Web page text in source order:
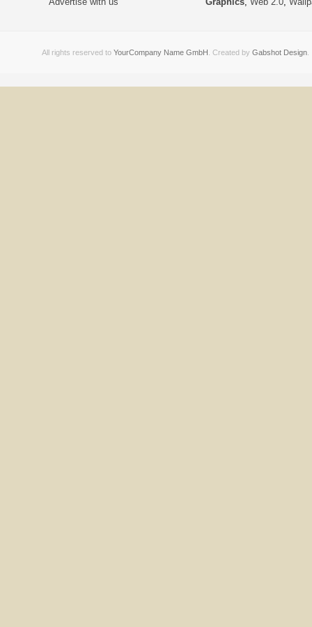
All rights reserved to YourCompany Name GmbH . Created by Gabshot Design